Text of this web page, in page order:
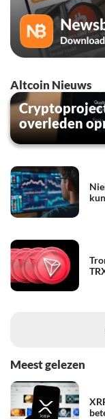
Altcoin Nieuws
overleden
Meest gelezen